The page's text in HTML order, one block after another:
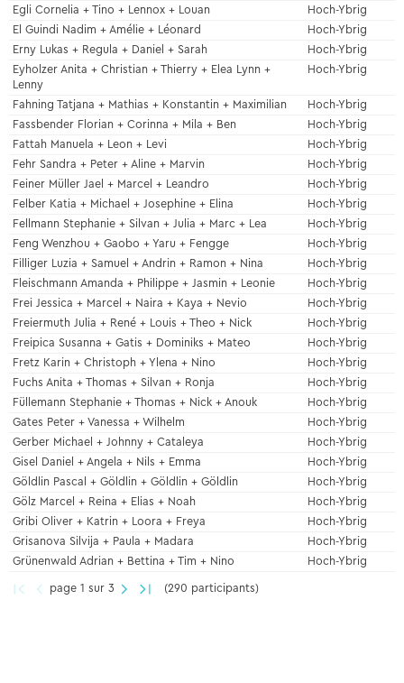
Egli Cornelia + Tino + Lennox + Louan
Hoch-Ybrig
El Guindi Nadim + Amélie + Léonard
Hoch-Ybrig
Erny Lukas + Regula + Daniel + Sarah
Hoch-Ybrig
Eyholzer Anita + Christian + Thierry + Elea Lynn +
Lenny
Hoch-Ybrig
Fahning Tatjana + Mathias + Konstantin + Maximilian
Hoch-Ybrig
Fassbender Florian + Corinna + Mila + Ben
Hoch-Ybrig
Fattah Manuela + Leon + Levi
Hoch-Ybrig
Fehr Sandra + Peter + Aline + Marvin
Hoch-Ybrig
Feiner Müller Jael + Marcel + Leandro
Hoch-Ybrig
Felber Katia + Michael + Josephine + Elina
Hoch-Ybrig
Fellmann Stephanie + Silvan + Julia + Marc + Lea
Hoch-Ybrig
Feng Wenzhou + Gaobo + Yaru + Fengge
Hoch-Ybrig
Filliger Luzia + Samuel + Andrin + Ramon + Nina
Hoch-Ybrig
Fleischmann Amanda + Philippe + Jasmin + Leonie
Hoch-Ybrig
Frei Jessica + Marcel + Naira + Kaya + Nevio
Hoch-Ybrig
Freiermuth Julia + René + Louis + Theo + Nick
Hoch-Ybrig
Freipica Susanna + Gatis + Dominiks + Mateo
Hoch-Ybrig
Fretz Karin + Christoph + Ylena + Nino
Hoch-Ybrig
Fuchs Anita + Thomas + Silvan + Ronja
Hoch-Ybrig
Füllemann Stephanie + Thomas + Nick + Anouk
Hoch-Ybrig
Gates Peter + Vanessa + Wilhelm
Hoch-Ybrig
Gerber Michael + Johnny + Cataleya
Hoch-Ybrig
Gisel Daniel + Angela + Nils + Emma
Hoch-Ybrig
Göldlin Pascal + Göldlin + Göldlin + Göldlin
Hoch-Ybrig
Gölz Marcel + Reina + Elias + Noah
Hoch-Ybrig
Gribi Oliver + Katrin + Loora + Freya
Hoch-Ybrig
Grisanova Silvija + Paula + Madara
Hoch-Ybrig
Grünenwald Adrian + Bettina + Tim + Nino
Hoch-Ybrig
page 1 sur 3
(290 participants)